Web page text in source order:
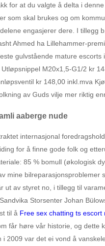
for at du valgte å delta i
som skal brukes og om
engasjerer dere. I
Ahmed ha Lillehammer-
gulvstående mature
M20x1,5-G1/2 kr
kr 148,00 inkl.mva
av Guds vilje mer riktig
aaberge nude
internasjonal
for å finne gode folk og
85 % bomull (økologisk
mine
ut av styret no, i tillegg til
Storsenter Johan
til å Free sex chatting ts escort
får høre vår historie, og
i 2009 var det ei vond å